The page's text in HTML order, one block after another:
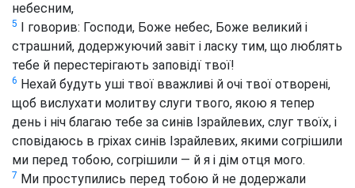
небесним,
5 І говорив: Господи, Боже небес, Боже великий і
страшний, додержуючий завіт і ласку тим, що люблять
тебе й перестерігають заповідї твої!
6 Нехай будуть уші твої вважливі й очі твої отворені,
щоб вислухати молитву слуги твого, якою я тепер
день і ніч благаю тебе за синів Ізрайлевих, слуг твоїх, і
сповідаюсь в гріхах синів Ізрайлевих, якими согрішили
ми перед тобою, согрішили — й я і дім отця мого.
7 Ми проступились перед тобою й не додержали